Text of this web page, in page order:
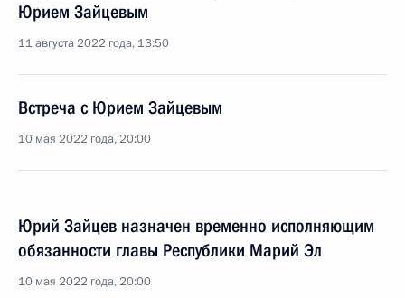
Юрием Зайцевым
11 августа 2022 года, 13:50
Встреча с Юрием Зайцевым
10 мая 2022 года, 20:00
Юрий Зайцев назначен временно исполняющим
обязанности главы Республики Марий Эл
10 мая 2022 года, 20:00